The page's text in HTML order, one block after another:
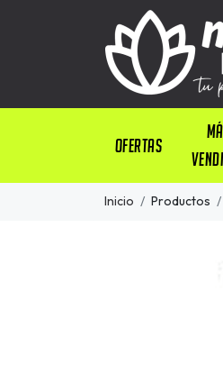
OFERTAS
Inicio Productos